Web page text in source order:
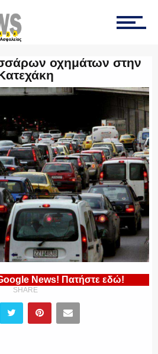
οχημάτων στην
News! Πατήστε εδώ!
SHARE